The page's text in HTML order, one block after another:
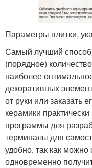
Параметры плитки,
Самый лучший способ
(порядное)
наиболее
декоративных
от руки или заказать
керамики
программы для
терминалы для
удобно, так как
одновременно